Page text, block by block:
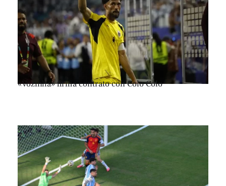
«Vozinha» firma contrato con Colo Colo